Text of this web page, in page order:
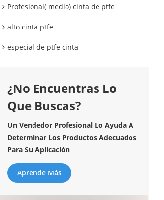
Profesional( medio) cinta de ptfe
alto cinta ptfe
especial de ptfe cinta
¿No Encuentras Lo
Que Buscas?
Un Vendedor Profesional Lo Ayuda A
Determinar Los Productos Adecuados
Para Su Aplicación
Aprende Más